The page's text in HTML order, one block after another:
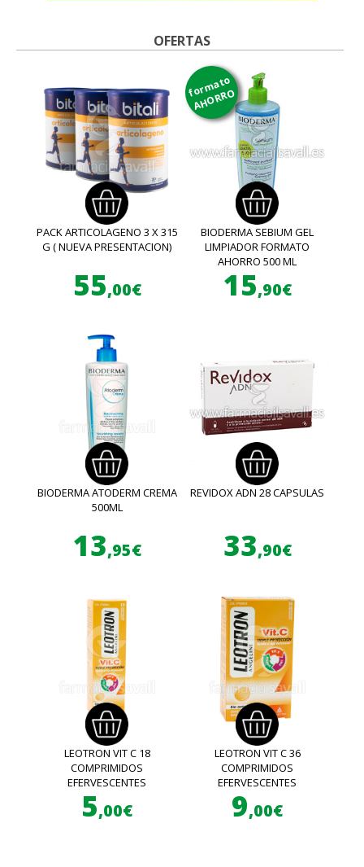
OFERTAS
PACK ARTICOLAGENO 3 X 315
G ( NUEVA PRESENTACION)
55,00€
formato
AHORRO
BIODERMA SEBIUM GEL
LIMPIADOR FORMATO
AHORRO 500 ML
15,90€
BIODERMA ATODERM CREMA
500ML
13,95€
REVIDOX ADN 28 CAPSULAS
33,90€
LEOTRON VIT C 18
COMPRIMIDOS
EFERVESCENTES
5,00€
LEOTRON VIT C 36
COMPRIMIDOS
EFERVESCENTES
9,00€